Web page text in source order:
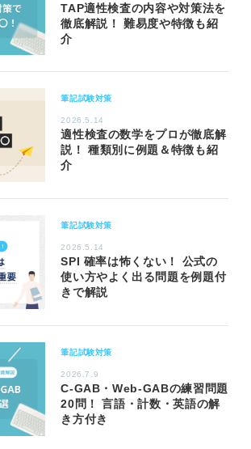
TAP適性検査の内容や対策法を
徹底解説！ 難易度や特徴も紹
介
筆記試験対策
2026.5.14
適性検査の数学をプロが徹底解
説！ 種類別に例題＆特徴も紹
介
筆記試験対策
2026.5.14
SPI 確率は怖くない！ 公式の
使い方やよく出る問題を例題付
きで解説
筆記試験対策
2026.7.9
C-GAB・Web-GABの練習問題
20問！ 言語・計数・英語の解
き方付き